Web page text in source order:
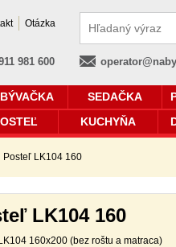
981 600
Posteľ LK104 160
LK104 160
160x200 (bez roštu a matraca)
SEDAČKA
KUCHYŇA
Otázka